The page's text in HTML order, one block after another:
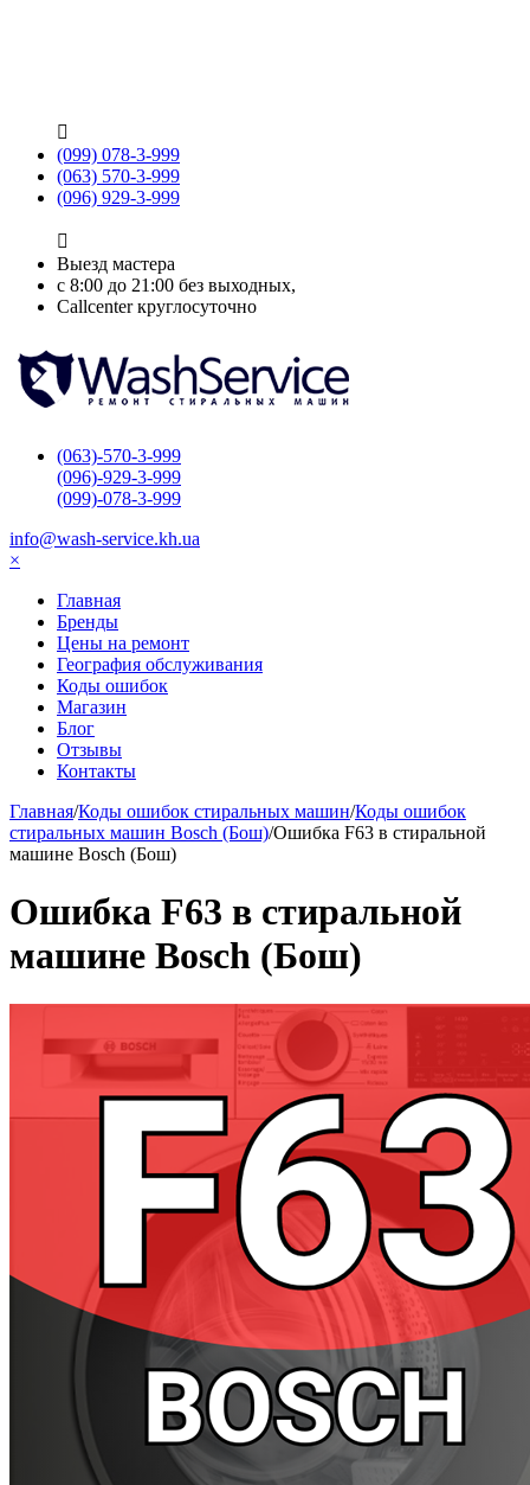

(099) 078-3-999
(063) 570-3-999
(096) 929-3-999

Выезд мастера
с 8:00 до 21:00 без выходных,
Callcenter круглосуточно
(063)-570-3-999
(096)-929-3-999
(099)-078-3-999
info@wash-service.kh.ua
×
Главная
Бренды
Цены на ремонт
География обслуживания
Коды ошибок
Магазин
Блог
Отзывы
Контакты
Главная/Коды ошибок стиральных машин/Коды ошибок
стиральных машин Bosch (Бош)/Ошибка F63 в стиральной
машине Bosch (Бош)
Ошибка F63 в стиральной
машине Bosch (Бош)